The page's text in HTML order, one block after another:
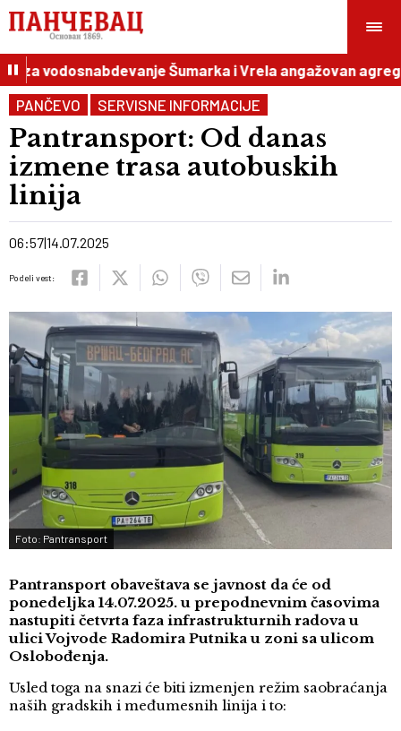
vodosnabdevanje Šumarka i Vrela angažovan agregat
PANČEVO
SERVISNE INFORMACIJE
Pantransport: Od danas
izmene trasa autobuskih
linija
06:5714.07.2025
Podeli vest:
Foto: Pantransport
Pantransport obaveštava se javnost da će od
ponedeljka 14.07.2025. u prepodnevnim časovima
nastupiti četvrta faza infrastrukturnih radova u
ulici Vojvode Radomira Putnika u zoni sa ulicom
Oslobođenja.
Usled toga na snazi će biti izmenjen režim saobraćanja
naših gradskih i međumesnih linija i to: